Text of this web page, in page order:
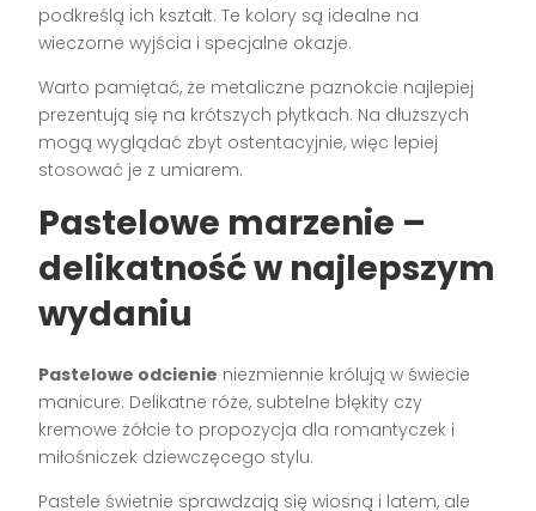
podkreślą ich kształt. Te kolory są idealne na
wieczorne wyjścia i specjalne okazje.
Warto pamiętać, że metaliczne paznokcie najlepiej
prezentują się na krótszych płytkach. Na dłuższych
mogą wyglądać zbyt ostentacyjnie, więc lepiej
stosować je z umiarem.
Pastelowe marzenie –
delikatność w najlepszym
wydaniu
Pastelowe odcienie niezmiennie królują w świecie
manicure. Delikatne róże, subtelne błękity czy
kremowe żółcie to propozycja dla romantyczek i
miłośniczek dziewczęcego stylu.
Pastele świetnie sprawdzają się wiosną i latem, ale